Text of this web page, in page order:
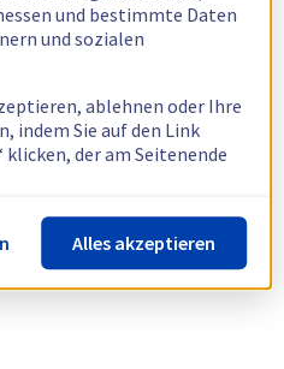
und bestimmte Daten
und sozialen
ablehnen oder Ihre
indem Sie auf den Link
klicken, der am Seitenende
Sie in unsererRichtlinie
Alles akzeptieren